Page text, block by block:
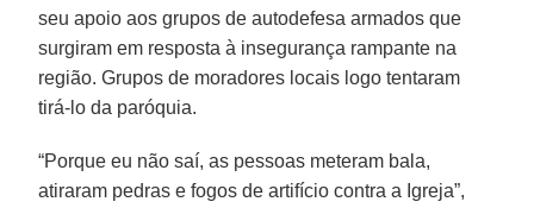
seu apoio aos grupos de autodefesa armados que
surgiram em resposta à insegurança rampante na
região. Grupos de moradores locais logo tentaram
tirá-lo da paróquia.
“Porque eu não saí, as pessoas meteram bala,
atiraram pedras e fogos de artifício contra a Igreja”,